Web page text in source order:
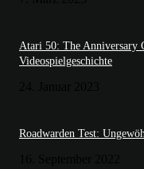
Atari 50: The Anniversary
Videospielgeschichte
Roadwarden Test: